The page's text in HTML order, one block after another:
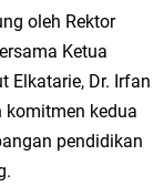
oleh Rektor
Ketua
Elkatarie, Dr. Irfan
komitmen kedua
pendidikan